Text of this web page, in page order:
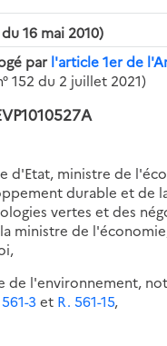
du 16 mai 2010)
par l'article 1er de
152 du 2 juillet 2021)
d'Etat, ministre de
durable et de
vertes et des
ministre de
de l'environnement,
3 et R. 561-15,